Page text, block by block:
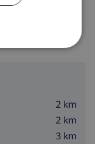
2 km
2 km
3 km